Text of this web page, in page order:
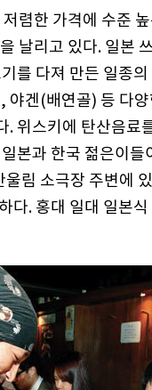
렴한 가격에 수준
날리고 있다. 일본
를 다져 만든 일종
겐(배연골) 등 다
위스키에 탄산음료
본과 한국 젊은이들
림 소극장 주변에
다. 홍대 일대 일본